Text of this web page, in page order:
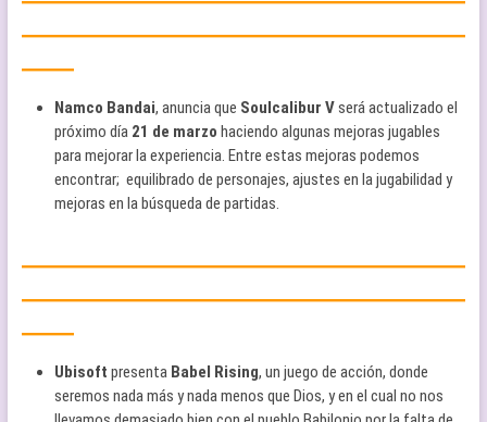
—————————————————
——
Namco Bandai, anuncia que Soulcalibur Vserá actualizado el
próximo día21 de marzo haciendo algunas mejoras jugables
para mejorar la experiencia. Entre estas mejoras podemos
encontrar; equilibrado de personajes, ajustes en la jugabilidad y
mejoras en la búsqueda de partidas.
—————————————————
—————————————————
——
Ubisoft presenta Babel Rising, un juego de acción, donde
seremos nada más y nada menos que Dios, y en el cual no nos